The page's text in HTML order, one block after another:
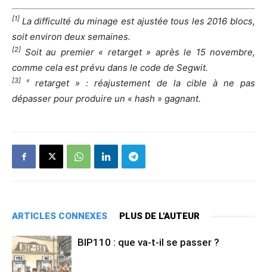
[1] La difficulté du minage est ajustée tous les 2016 blocs,
soit environ deux semaines.
[2] Soit au premier « retarget » après le 15 novembre,
comme cela est prévu dans le code de Segwit.
[3] « retarget » : réajustement de la cible à ne pas
dépasser pour produire un « hash » gagnant.
ARTICLES CONNEXES PLUS DE L'AUTEUR
BIP110 : que va-t-il se passer ?